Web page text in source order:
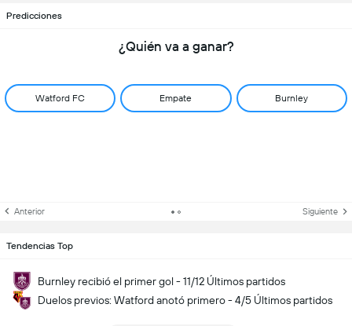
Predicciones
¿Quién va a ganar?
Watford FC Empate Burnley
Anterior Siguiente
Tendencias Top
Burnley recibió el primer gol - 11/12 Últimos partidos
Duelos previos: Watford anotó primero - 4/5 Últimos partidos